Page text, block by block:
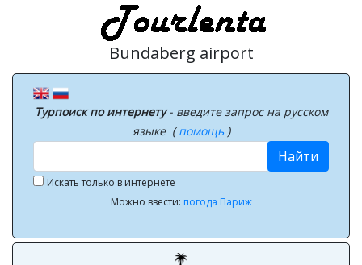
Bundaberg airport
Турпоиск по интернету- введите запрос на русском
языке (помощь )
Найти
Искать только в интернете
Можно ввести: погода Париж